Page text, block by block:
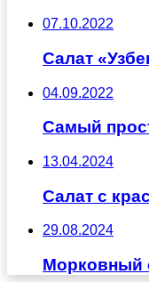
07.10.2022
Салат
04.09.2022
Самый
13.04.2024
Салат с
29.08.2024
Морковный